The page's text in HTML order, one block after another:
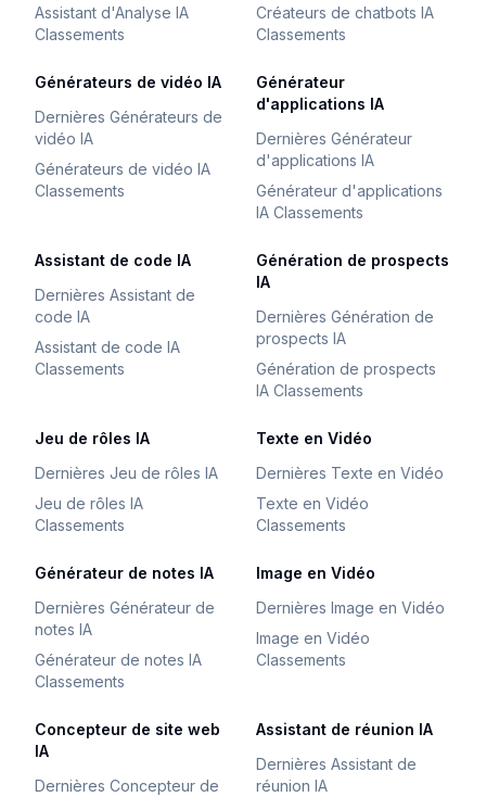
Assistant d'Analyse IA
Classements
Créateurs de chatbots IA
Classements
Générateurs de vidéo IA
Dernières Générateurs de
vidéo IA
Générateurs de vidéo IA
Classements
Générateur
d'applications IA
Dernières Générateur
d'applications IA
Générateur d'applications
IA Classements
Assistant de code IA
Dernières Assistant de
code IA
Assistant de code IA
Classements
Génération de prospects
IA
Dernières Génération de
prospects IA
Génération de prospects
IA Classements
Jeu de rôles IA
Dernières Jeu de rôles IA
Jeu de rôles IA
Classements
Texte en Vidéo
Dernières Texte en Vidéo
Texte en Vidéo
Classements
Générateur de notes IA
Dernières Générateur de
notes IA
Générateur de notes IA
Classements
Image en Vidéo
Dernières Image en Vidéo
Image en Vidéo
Classements
Concepteur de site web
IA
Dernières Concepteur de
Assistant de réunion IA
Dernières Assistant de
réunion IA